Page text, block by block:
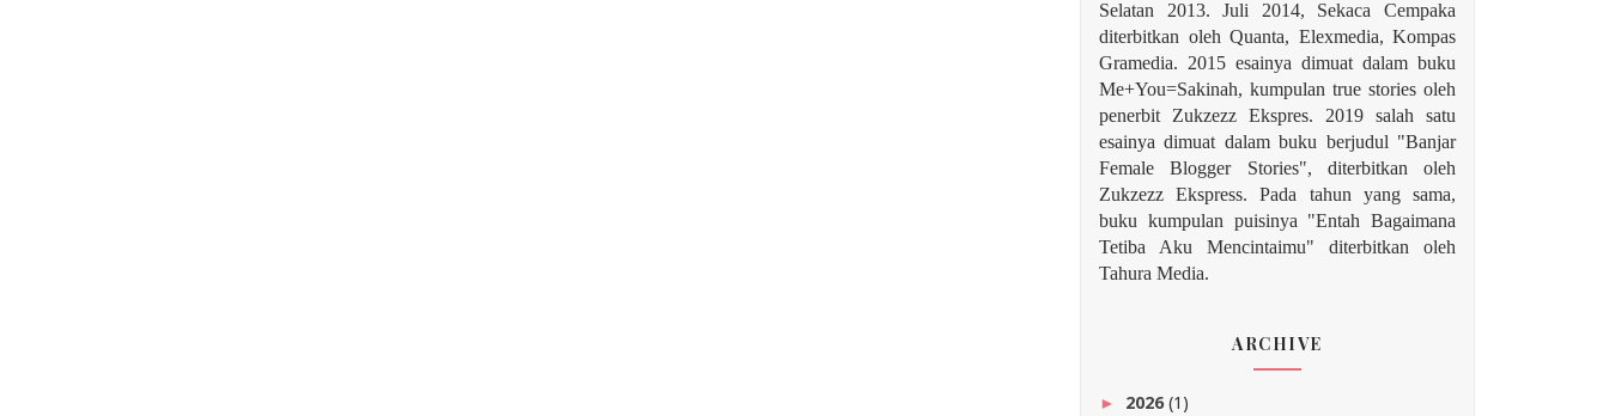
Selatan 2013. Juli 2014, Sekaca Cempaka
diterbitkan oleh Quanta, Elexmedia, Kompas
Gramedia. 2015 esainya dimuat dalam buku
Me+You=Sakinah, kumpulan true stories oleh
penerbit Zukzezz Ekspres. 2019 salah satu
esainya dimuat dalam buku berjudul "Banjar
Female Blogger Stories", diterbitkan oleh
Zukzezz Ekspress. Pada tahun yang sama,
buku kumpulan puisinya "Entah Bagaimana
Tetiba Aku Mencintaimu" diterbitkan oleh
Tahura Media.
ARCHIVE
► 2026(1)